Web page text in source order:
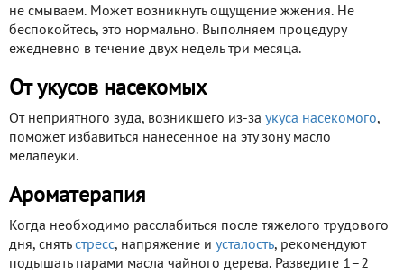
не смываем. Может возникнуть ощущение жжения. Не
беспокойтесь, это нормально. Выполняем процедуру
ежедневно в течение двух недель три месяца.
От укусов насекомых
От неприятного зуда, возникшего из-за укуса насекомого,
поможет избавиться нанесенное на эту зону масло
мелалеуки.
Ароматерапия
Когда необходимо расслабиться после тяжелого трудового
дня, снять стресс, напряжение и усталость, рекомендуют
подышать парами масла чайного дерева. Разведите 1–2